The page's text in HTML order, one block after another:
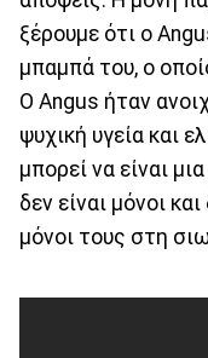
ξέρουμε ότι ο
μπαμπά του, ο
Ο Angus ήταν
ψυχική υγεία και
μπορεί να είναι
δεν είναι μόνοι
μόνοι τους στη